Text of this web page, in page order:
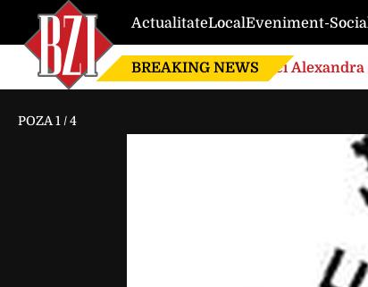
ActualitateLocalEveniment-
BREAKING NEWS Nici
de căsnicie
POZA 1 /4